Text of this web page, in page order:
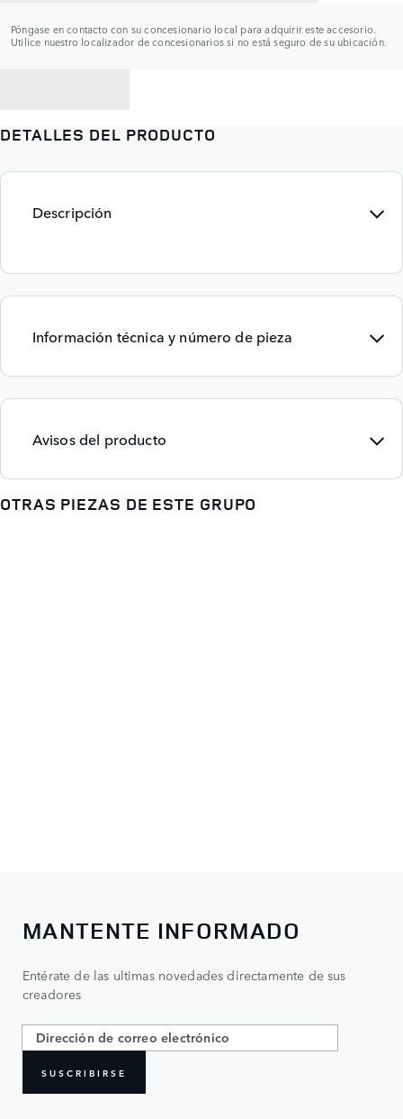
Póngase en contacto con su concesionario local para adquirir este accesorio.
Utilice nuestro localizador de concesionarios si no está seguro de su ubicación.
DETALLES DEL PRODUCTO
Descripción
Información técnica y número de pieza
Avisos del producto
OTRAS PIEZAS DE ESTE GRUPO
MANTENTE INFORMADO
Entérate de las ultimas novedades directamente de sus
creadores
SUSCRIBIRSE